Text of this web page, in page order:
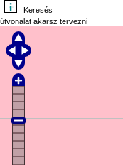
Keresés
útvonalat akarsz tervezni